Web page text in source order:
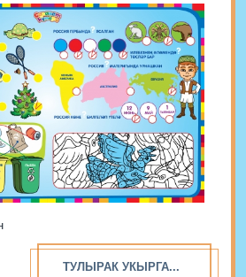
ТУЛЫРАК УКЫРГА...